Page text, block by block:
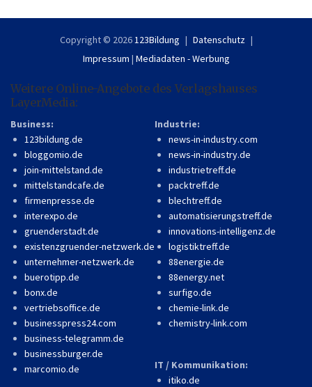
Copyright © 2026123Bildung
Datenschutz
Impressum | Mediadaten - Werbung
Weitere Online-Angebote des Verlagshauses
LayerMedia:
Business:
123bildung.de
bloggomio.de
join-mittelstand.de
mittelstandcafe.de
firmenpresse.de
interexpo.de
gruenderstadt.de
existenzgruender-netzwerk.de
unternehmer-netzwerk.de
buerotipp.de
bonx.de
vertriebsoffice.de
businesspress24.com
business-telegramm.de
businessburger.de
marcomio.de
Industrie:
news-in-industry.com
news-in-industry.de
industrietreff.de
packtreff.de
blechtreff.de
automatisierungstreff.de
innovations-intelligenz.de
logistiktreff.de
88energie.de
88energy.net
surfigo.de
chemie-link.de
chemistry-link.com
IT / Kommunikation:
itiko.de